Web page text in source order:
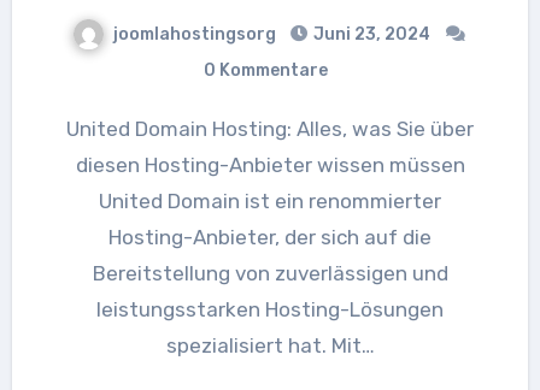
joomlahostingsorg
Juni 23, 2024
0 Kommentare
United Domain Hosting: Alles, was Sie über
diesen Hosting-Anbieter wissen müssen
United Domain ist ein renommierter
Hosting-Anbieter, der sich auf die
Bereitstellung von zuverlässigen und
leistungsstarken Hosting-Lösungen
spezialisiert hat. Mit…